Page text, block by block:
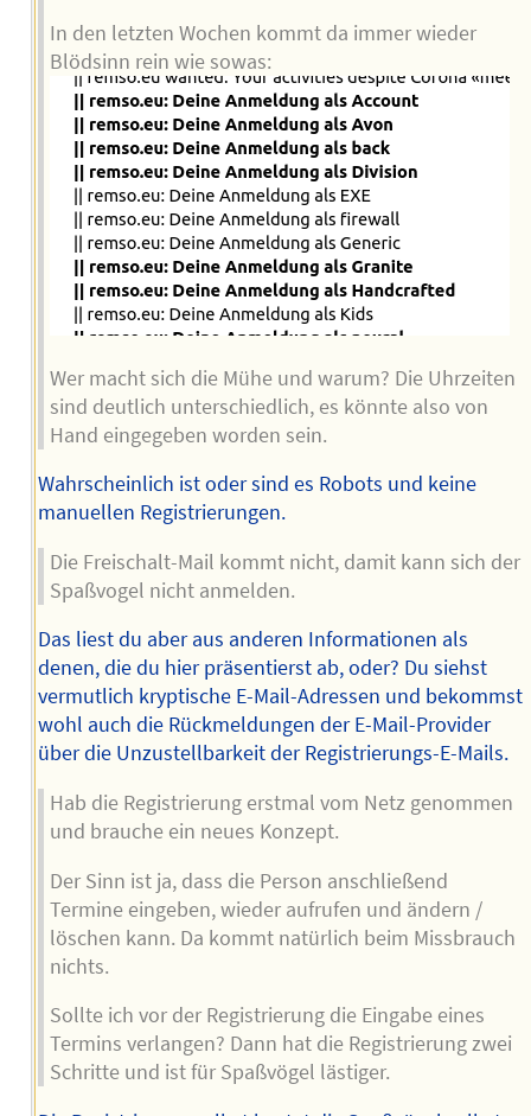
In den letzten Wochen kommt da immer wieder
Blödsinn rein wie sowas:
Wer macht sich die Mühe und warum? Die Uhrzeiten
sind deutlich unterschiedlich, es könnte also von
Hand eingegeben worden sein.
Wahrscheinlich ist oder sind es Robots und keine
manuellen Registrierungen.
Die Freischalt-Mail kommt nicht, damit kann sich der
Spaßvogel nicht anmelden.
Das liest du aber aus anderen Informationen als
denen, die du hier präsentierst ab, oder? Du siehst
vermutlich kryptische E-Mail-Adressen und bekommst
wohl auch die Rückmeldungen der E-Mail-Provider
über die Unzustellbarkeit der Registrierungs-E-Mails.
Hab die Registrierung erstmal vom Netz genommen
und brauche ein neues Konzept.
Der Sinn ist ja, dass die Person anschließend
Termine eingeben, wieder aufrufen und ändern /
löschen kann. Da kommt natürlich beim Missbrauch
nichts.
Sollte ich vor der Registrierung die Eingabe eines
Termins verlangen? Dann hat die Registrierung zwei
Schritte und ist für Spaßvögel lästiger.